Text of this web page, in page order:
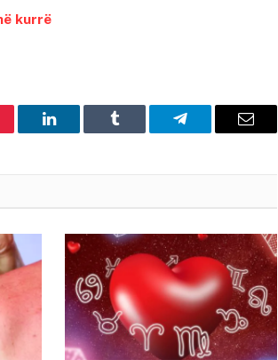
kurrë
LinkedIn Tumblr Telegram Email